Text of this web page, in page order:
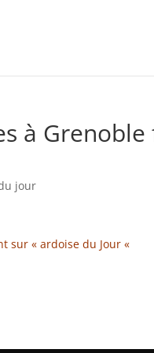
à
jour
sur « ardoise du Jour «